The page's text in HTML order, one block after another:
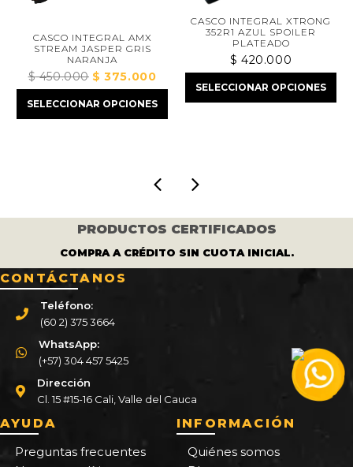
CASCO INTEGRAL AMX
STREAM JASPER GRIS
NARANJA
450.000El
precio
original
$375.000El
precio
actual
SELECCIONAR OPCIONES
CASCO INTEGRAL XTRONG
352R1 AZUL SPOILER
PLATEADO
420.000
SELECCIONAR OPCIONES
PRODUCTOS CERTIFICADOS
COMPRA A CRÉDITO SIN CUOTA INICIAL.
CONTÁCTANOS
Teléfono:
(60 2) 375 3664
WhatsApp:
(+57) 304 457 5425
Dirección
Cl. 15 #15-16 Cali, Valle del Cauca
AYUDA
Preguntas frecuentes
INFORMACIÓN
Quiénes somos